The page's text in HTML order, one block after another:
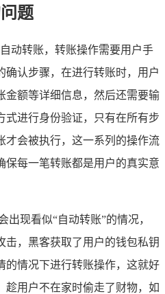
题
动转账，转账操作需要用户手
确认步骤，在进行转账时，用户
金额等详细信息，然后还需要输
式进行身份验证，只有在所有步
才会被执行，这一系列的操作流
保每一笔转账都是用户的真实意
出现看似“自动转账”的情况，
击，黑客获取了用户的钱包私钥
的情况下进行转账操作，这就好
趁用户不在家时偷走了财物，如